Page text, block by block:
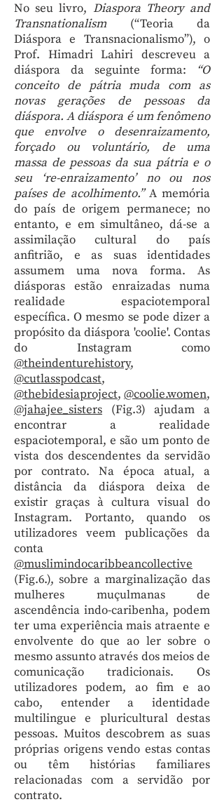
No seu livro, Diaspora Theory and
Transnationalism (“Teoria da
Diáspora e Transnacionalismo”), o
Prof. Himadri Lahiri descreveu a
diáspora da seguinte forma: “O
conceito de pátria muda com as
novas gerações de pessoas da
diáspora. A diáspora é um fenômeno
que envolve o desenraizamento,
forçado ou voluntário, de uma
massa de pessoas da sua pátria e o
seu ‘re-enraizamento’ no ou nos
países de acolhimento.”A memória
do país de origem permanece; no
entanto, e em simultâneo, dá-se a
assimilação cultural do país
anfitrião, e as suas identidades
assumem uma nova forma. As
diásporas estão enraizadas numa
realidade espaciotemporal
específica. O mesmo se pode dizer a
propósito da diáspora 'coolie'. Contas
do Instagram como
@theindenturehistory,
@cutlasspodcast,
@thebidesiaproject, @coolie.women,
@jahajee_sisters (Fig.3) ajudam a
encontrar a realidade
espaciotemporal, e são um ponto de
vista dos descendentes da servidão
por contrato. Na época atual, a
distância da diáspora deixa de
existir graças à cultura visual do
Instagram. Portanto, quando os
utilizadores veem publicações da
conta
@muslimindocaribbeancollective
(Fig.6.), sobre a marginalização das
mulheres muçulmanas de
ascendência indo-caribenha, podem
ter uma experiência mais atraente e
envolvente do que ao ler sobre o
mesmo assunto através dos meios de
comunicação tradicionais. Os
utilizadores podem, ao fim e ao
cabo, entender a identidade
multilingue e pluricultural destas
pessoas. Muitos descobrem as suas
próprias origens vendo estas contas
ou têm histórias familiares
relacionadas com a servidão por
contrato.